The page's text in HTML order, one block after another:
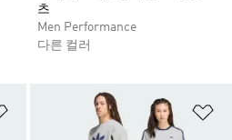
츠
Men Performance
다른 컬러
위시리스트 담기